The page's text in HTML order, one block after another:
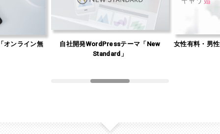
オンライン無
自社開発WordPressテーマ「New
Standard」
女性有料・男